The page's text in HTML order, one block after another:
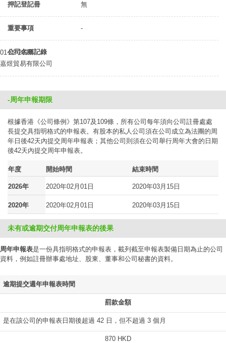
押記登記冊 無
重要事項 -
公司名稱記錄
01-02-2018
嘉煜貿易有限公司
-周年申報期限
根據香港《公司條例》第107及109條，所有公司每年須向公司註冊處處
長提交具指明格式的申報表。有股本的私人公司須在公司成立為法團的周
年日後42天內提交周年申報表；其他公司則須在公司舉行周年大會的日期
後42天內提交周年申報表。
年度 開始時間 結束時間
2026年 2020年02月01日 2020年03月15日
2020年 2020年02月01日 2020年03月15日
未有或逾期交付周年申報表的後果
周年申報表是一份具指明格式的申報表，載列截至申報表製備日期為止的公司
資料，例如註冊辦事處地址、股東、董事和公司秘書的資料。
逾期提交週年申報表時間
罰款金額
是在該公司的申報表日期後超過 42 日，但不超過 3 個月
870 HKD